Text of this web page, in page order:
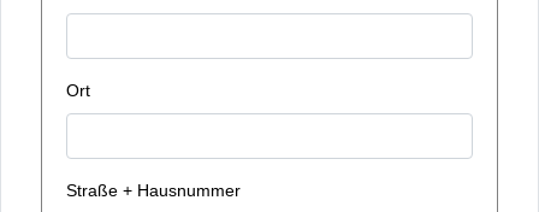
Ort
Straße + Hausnummer